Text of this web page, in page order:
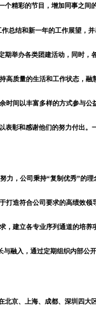
精彩的节目，增加同事之间
总结和新一年的工作展望，并
举办各类团建活动，同时，
质量的生活和工作状态，融
间以丰富多样的方式参与公
彰和感谢他们的努力付出。
力，公司秉持“复制优秀”的
造符合公司要求的高绩效
建立各专业序列通道的培
融入，通过定期组织内部公
京、上海、成都、深圳四